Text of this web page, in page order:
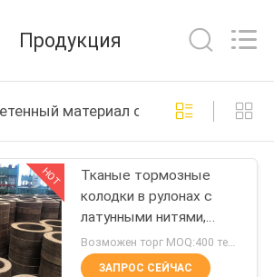
42
Продукция
материал обкладки тормоза
HOT
Тканые тормозные
колодки в рулонах с
латунными нитями,
материал тормозных
колодок из смолы
Возможен торг MOQ:400 тенге
ЗАПРОС СЕЙЧАС